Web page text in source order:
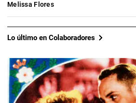
Melissa Flores
Lo último en Colaboradores